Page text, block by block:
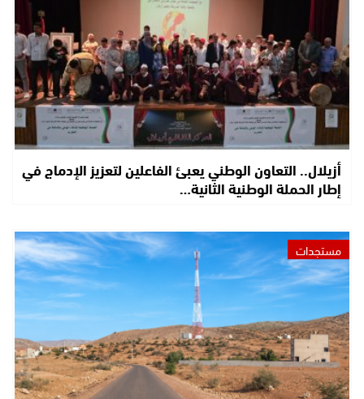
أزيلال.. التعاون الوطني يعبئ الفاعلين لتعزيز الإدماج في
إطار الحملة الوطنية الثانية…
مستجدات